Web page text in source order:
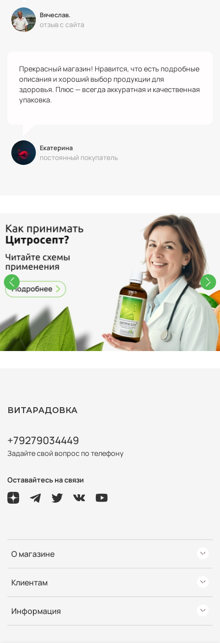
Вячеслав.
отзыв с сайта
Прекрасный магазин! Нравится, что есть подробные
описания и хороший выбор продукции для
здоровья. Плюс — всегда аккуратная и качественная
упаковка.
Екатерина
постоянный покупатель
О магазине
Клиентам
Информация
ВИТАРАДОВКА
+79279034449
Задайте свой вопрос по телефону
Оставайтесь на связи